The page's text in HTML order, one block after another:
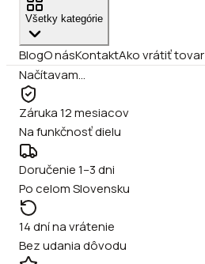
Všetky kategórie
BlogO násKontaktAko vrátiť tovar
Načítavam…
Záruka 12 mesiacov
Na funkčnosť dielu
Doručenie 1–3 dni
Po celom Slovensku
14 dní na vrátenie
Bez udania dôvodu